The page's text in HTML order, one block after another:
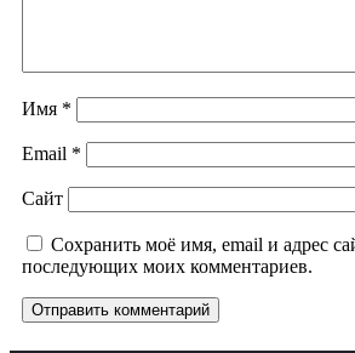
Имя *
Email *
Сайт
Сохранить моё имя, email и адрес
последующих моих комментариев.